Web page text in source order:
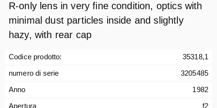
R-only lens in very fine condition, optics with
minimal dust particles inside and slightly
hazy, with rear cap
Codice prodotto:
35318,1
numero di serie
3205485
Anno
1982
Apertura
f2